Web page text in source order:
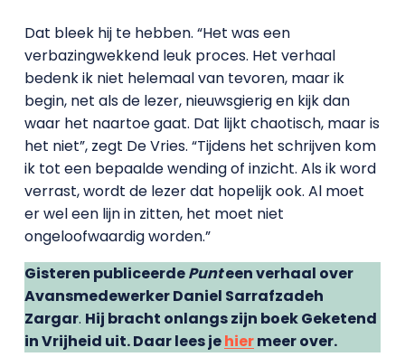
Dat bleek hij te hebben. “Het was een
verbazingwekkend leuk proces. Het verhaal
bedenk ik niet helemaal van tevoren, maar ik
begin, net als de lezer, nieuwsgierig en kijk dan
waar het naartoe gaat. Dat lijkt chaotisch, maar is
het niet”, zegt De Vries. “Tijdens het schrijven kom
ik tot een bepaalde wending of inzicht. Als ik word
verrast, wordt de lezer dat hopelijk ook. Al moet
er wel een lijn in zitten, het moet niet
ongeloofwaardig worden.”
Gisteren publiceerdePunteen verhaal over
AvansmedewerkerDaniel Sarrafzadeh
Zargar. Hij bracht onlangs zijn boek Geketend
in Vrijheid uit. Daar lees jehiermeer over.